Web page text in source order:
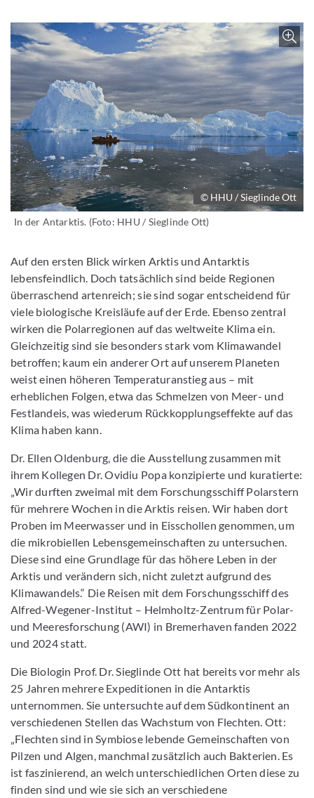
© HHU / Sieglinde Ott
In der Antarktis. (Foto: HHU / Sieglinde Ott)
Auf den ersten Blick wirken Arktis und Antarktis
lebensfeindlich. Doch tatsächlich sind beide Regionen
überraschend artenreich; sie sind sogar entscheidend für
viele biologische Kreisläufe auf der Erde. Ebenso zentral
wirken die Polarregionen auf das weltweite Klima ein.
Gleichzeitig sind sie besonders stark vom Klimawandel
betroffen; kaum ein anderer Ort auf unserem Planeten
weist einen höheren Temperaturanstieg aus – mit
erheblichen Folgen, etwa das Schmelzen von Meer- und
Festlandeis, was wiederum Rückkopplungseffekte auf das
Klima haben kann.
Dr. Ellen Oldenburg, die die Ausstellung zusammen mit
ihrem Kollegen Dr. Ovidiu Popa konzipierte und kuratierte:
„Wir durften zweimal mit dem Forschungsschiff Polarstern
für mehrere Wochen in die Arktis reisen. Wir haben dort
Proben im Meerwasser und in Eisschollen genommen, um
die mikrobiellen Lebensgemeinschaften zu untersuchen.
Diese sind eine Grundlage für das höhere Leben in der
Arktis und verändern sich, nicht zuletzt aufgrund des
Klimawandels.“ Die Reisen mit dem Forschungsschiff des
Alfred-Wegener-Institut – Helmholtz-Zentrum für Polar-
und Meeresforschung (AWI) in Bremerhaven fanden 2022
und 2024 statt.
Die Biologin Prof. Dr. Sieglinde Ott hat bereits vor mehr als
25 Jahren mehrere Expeditionen in die Antarktis
unternommen. Sie untersuchte auf dem Südkontinent an
verschiedenen Stellen das Wachstum von Flechten. Ott:
„Flechten sind in Symbiose lebende Gemeinschaften von
Pilzen und Algen, manchmal zusätzlich auch Bakterien. Es
ist faszinierend, an welch unterschiedlichen Orten diese zu
finden sind und wie sie sich an verschiedene